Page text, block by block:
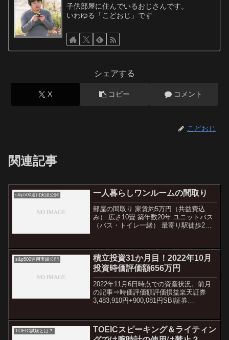
子供部屋に住んでいるおじさんです。
いわゆる「こどおじ」です
シェアする
X コピー コメント
こどおじ
関連記事
s&p500運用実績公開 一人暮らしワンルームの間取り
部屋の間取り 家賃約5万円（共益費込
み） 広さ10畳 築年数20年 ユニットバス
（バス・トイレ一緒） 最寄り駅徒歩2分
②：モニターモニター電化製品洗濯機レ
ンジ冷...
s&p500運用実績公開
積立投資31か月目！2022年10月
投資時価評価額656万円
2022年11月6日時点での資産状況。前月
の記事⇒時価評価額評価損益楽天証券
3,483,910円+900,081円SBI証券
円+6...
TOEIC試験とは？
TOEICスピーキング＆ライティン